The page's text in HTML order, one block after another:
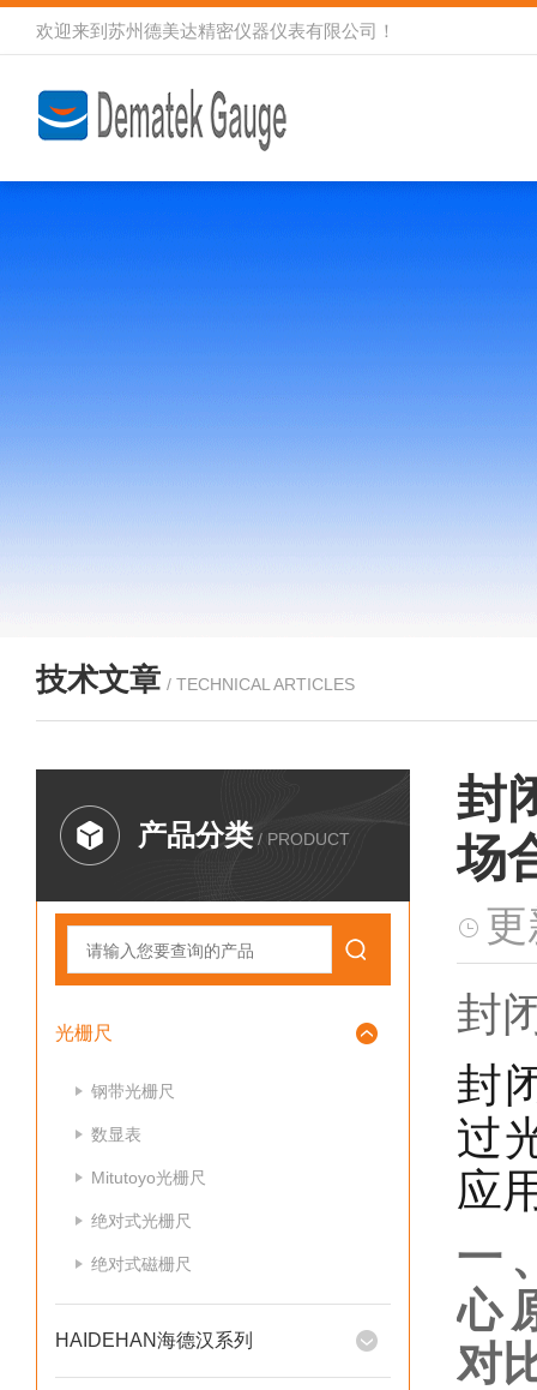
欢迎来到 苏州德美达精密仪器仪表有限公司 ！
技术文章 / TECHNICAL ARTICLES
产品分类 / PRODUCT
光栅尺
钢带光栅尺
数显表
Mitutoyo光栅尺
绝对式光栅尺
绝对式磁栅尺
HAIDEHAN海德汉系列
封
场
封
封
过
应
一
心
对